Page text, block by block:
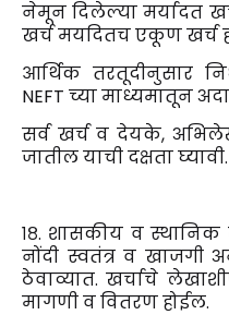
नेमून दिलेल्या मर्यादत
खर्च मयदितच एकूण खर्च
आर्थिक तरतूदीनुसार
NEFT च्या माध्यमातून
सर्व खर्च व देयके,
जातील याची दक्षता घ्यावी.
१८. शासकीय व स्थानिक
नोंदी स्वतंत्र व खाजगी
ठेवाव्यात. खर्चाचे
मागणी व वितरण होईल.